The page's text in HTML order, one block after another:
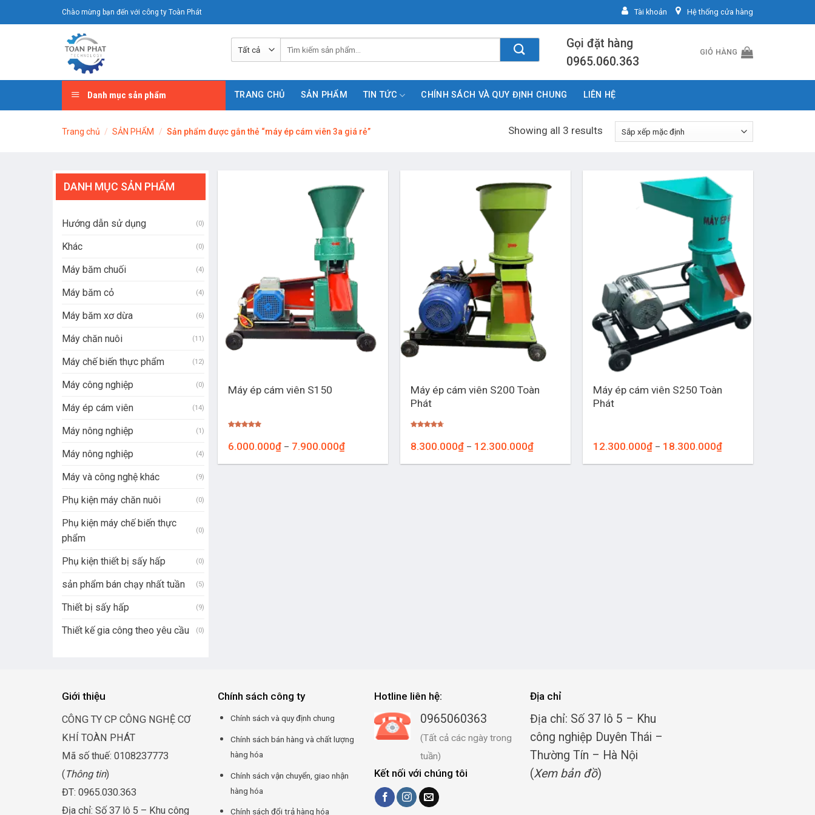
đến
Chào mừng bạn đến với công ty Toàn Phát Tài khoản Hệ thống cửa hàng
Gọi đặt hàng
0965.060.363
GIỎ HÀNG
Danh mục sản phẩm TRANG CHỦ SẢN PHẨM TIN TỨC CHÍNH SÁCH VÀ QUY ĐỊNH CHUNG LIÊN HỆ
Trang chủ / SẢN PHẨM / Sản phẩm được gắn thẻ “máy ép cám viên 3a giá rẻ” Showing all 3 results
DANH MỤC SẢN PHẨM
Hướng dẫn sử dụng (0)
Khác (0)
Máy băm chuối (4)
Máy băm cỏ (4)
Máy băm xơ dừa (6)
Máy chăn nuôi (11)
Máy chế biến thực phẩm (12)
Máy công nghiệp (0)
Máy ép cám viên (14)
Máy nông nghiệp (1)
Máy nông nghiệp (4)
Máy và công nghệ khác (9)
Phụ kiện máy chăn nuôi (0)
Phụ kiện máy chế biến thực
phẩm
(0)
Phụ kiện thiết bị sấy hấp (0)
sản phẩm bán chạy nhất tuần (5)
Thiết bị sấy hấp (9)
Thiết kế gia công theo yêu cầu (0)
Máy ép cám viên S150
5 sao
6.000.000₫ – 7.900.000₫Khoảng
từ
Máy ép cám viên S200 Toàn
Phát
5 sao
8.300.000₫ – 12.300.000₫Khoảng
từ
Máy ép cám viên S250 Toàn
Phát
12.300.000₫ – 18.300.000₫Khoảng
từ
Giới thiệu
CÔNG TY CP CÔNG NGHỆ CƠ
KHÍ TOÀN PHÁT
Mã số thuế: 0108237773
( Thông tin)
ĐT: 0965.030.363
Địa chỉ: Số 37 lô 5 – Khu công
Chính sách công ty
Chính sách và quy định chung
Chính sách bán hàng và chất lượng
hàng hóa
Chính sách vận chuyển, giao nhận
hàng hóa
Chính sách đổi trả hàng hóa
Hotline liên hệ:
0965060363
(Tất cả các ngày trong
tuần)
Kết nối với chúng tôi
Địa chỉ
Địa chỉ: Số 37 lô 5 – Khu
công nghiệp Duyên Thái –
Thường Tín – Hà Nội
(Xem bản đồ)